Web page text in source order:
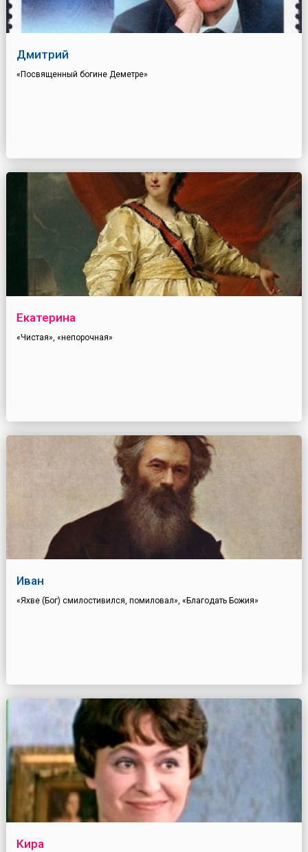
Дмитрий
«Посвященный богине Деметре»
Екатерина
«Чистая», «непорочная»
Иван
«Яхве (Бог) смилостивился, помиловал», «Благодать Божия»
Кира